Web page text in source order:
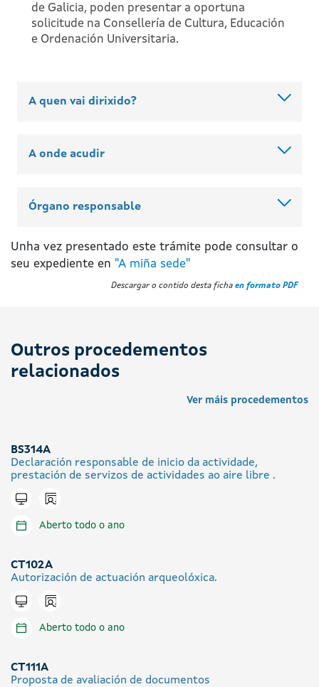
de Galicia, poden presentar a oportuna
solicitude na Consellería de Cultura, Educación
e Ordenación Universitaria.
A quen vai dirixido?
A onde acudir
Órgano responsable
Unha vez presentado este trámite pode consultar o
seu expediente en "A miña sede"
Descargar o contido desta ficha en formato PDF
Outros procedementos
relacionados
Ver máis procedementos
BS314A
Declaración responsable de inicio da actividade,
prestación de servizos de actividades ao aire libre .
Tramitar en liña
Icono presencial
Aberto todo o ano
CT102A
Autorización de actuación arqueolóxica.
Tramitar en liña
Icono presencial
Aberto todo o ano
CT111A
Proposta de avaliación de documentos